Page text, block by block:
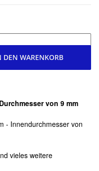
DEN WARENKORB
von 9 mm
- Innendurchmesser von
vieles weitere